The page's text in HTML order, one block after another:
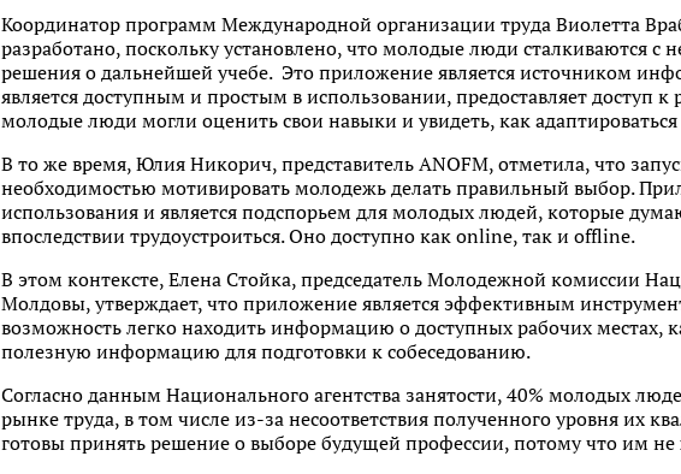
Координатор программ Международной организации труда Виолетта
разработано, поскольку установлено, что молодые люди сталкиваются
решения о дальнейшей учебе. Это приложение является источником
является доступным и простым в использовании, предоставляет доступ
молодые люди могли оценить свои навыки и увидеть, как
В то же время, Юлия Никорич, представитель ANOFM, отметила, что
необходимостью мотивировать молодежь делать правильный выбор.
использования и является подспорьем для молодых людей, которые
впоследствии трудоустроиться. Оно доступно как online, так и offline.
В этом контексте, Елена Стойка, председатель Молодежной комиссии
Молдовы, утверждает, что приложение является эффективным
возможность легко находить информацию о доступных рабочих местах,
полезную информацию для подготовки к собеседованию.
Согласно данным Национального агентства занятости, 40% молодых
рынке труда, в том числе из-за несоответствия полученного уровня их
готовы принять решение о выборе будущей профессии, потому что им